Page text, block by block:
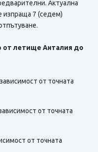
Актуална
изпраща 7 (седем)
от летище Анталия до
от точната
от точната
от точната